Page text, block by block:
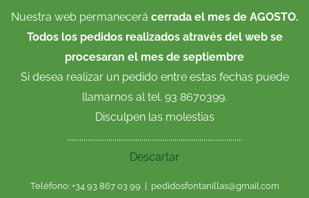
Nuestra web permanecerá cerrada el mes de AGOSTO.
Todos los pedidos realizados através del web se
procesaran el mes de septiembre
Si desea realizar un pedido entre estas fechas puede
llamarnos al tel. 93 8670399.
Disculpen las molestias
.....................................................................................
Descartar
Teléfono: +34 93 867 03 99 pedidosfontanillas@gmail.com